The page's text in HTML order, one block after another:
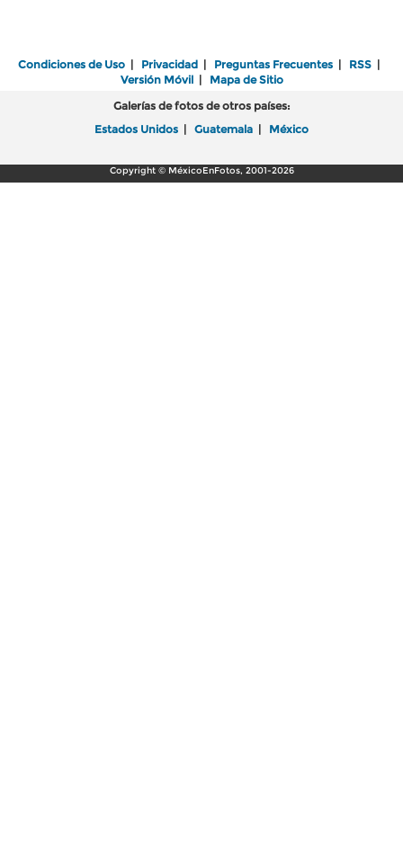
Condiciones de Uso | Privacidad | Preguntas Frecuentes | RSS |
Versión Móvil| Mapa de Sitio
Galerías de fotos de otros países:
Estados Unidos | Guatemala | México
Copyright © MéxicoEnFotos, 2001-2026